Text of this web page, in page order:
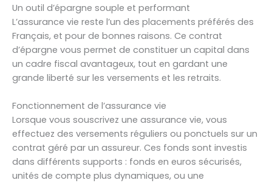
Un outil d’épargne souple et performant
L’assurance vie reste l’un des placements préférés des
Français, et pour de bonnes raisons. Ce contrat
d’épargne vous permet de constituer un capital dans
un cadre fiscal avantageux, tout en gardant une
grande liberté sur les versements et les retraits.
Fonctionnement de l’assurance vie
Lorsque vous souscrivez une assurance vie, vous
effectuez des versements réguliers ou ponctuels sur un
contrat géré par un assureur. Ces fonds sont investis
dans différents supports : fonds en euros sécurisés,
unités de compte plus dynamiques, ou une